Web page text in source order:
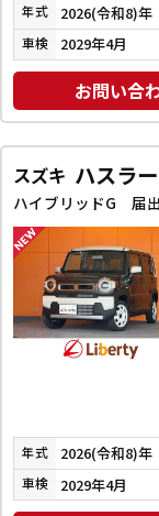
年式 2026(令和8)年
車検 2029年4月
お問い合
スズキ ハスラー
年式 2026(令和8)年
車検 2029年4月